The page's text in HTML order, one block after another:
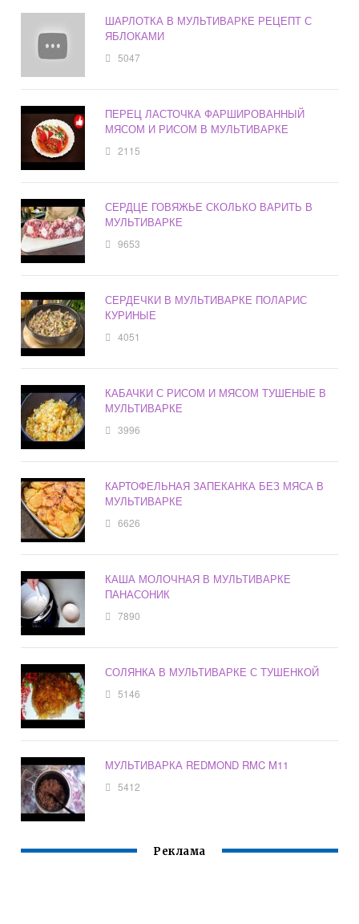
ШАРЛОТКА В МУЛЬТИВАРКЕ РЕЦЕПТ С
ЯБЛОКАМИ
5047
ПЕРЕЦ ЛАСТОЧКА ФАРШИРОВАННЫЙ
МЯСОМ И РИСОМ В МУЛЬТИВАРКЕ
2115
СЕРДЦЕ ГОВЯЖЬЕ СКОЛЬКО ВАРИТЬ В
МУЛЬТИВАРКЕ
9653
СЕРДЕЧКИ В МУЛЬТИВАРКЕ ПОЛАРИС
КУРИНЫЕ
4051
КАБАЧКИ С РИСОМ И МЯСОМ ТУШЕНЫЕ В
МУЛЬТИВАРКЕ
3996
КАРТОФЕЛЬНАЯ ЗАПЕКАНКА БЕЗ МЯСА В
МУЛЬТИВАРКЕ
6626
КАША МОЛОЧНАЯ В МУЛЬТИВАРКЕ
ПАНАСОНИК
7890
СОЛЯНКА В МУЛЬТИВАРКЕ С ТУШЕНКОЙ
5146
МУЛЬТИВАРКА REDMOND RMC M11
5412
Реклама